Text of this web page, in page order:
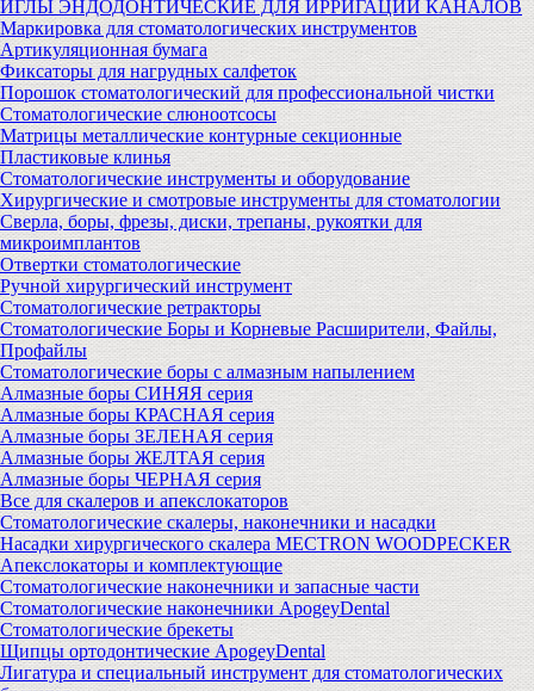
ИГЛЫ ЭНДОДОНТИЧЕСКИЕ ДЛЯ ИРРИГАЦИИ КАНАЛОВ
Маркировка для стоматологических инструментов
Артикуляционная бумага
Фиксаторы для нагрудных салфеток
Порошок стоматологический для профессиональной чистки
Стоматологические слюноотсосы
Матрицы металлические контурные секционные
Пластиковые клинья
Стоматологические инструменты и оборудование
Хирургические и смотровые инструменты для стоматологии
Сверла, боры, фрезы, диски, трепаны, рукоятки для
микроимплантов
Отвертки стоматологические
Ручной хирургический инструмент
Стоматологические ретракторы
Стоматологические Боры и Корневые Расширители, Файлы,
Профайлы
Стоматологические боры с алмазным напылением
Алмазные боры СИНЯЯ серия
Алмазные боры КРАСНАЯ серия
Алмазные боры ЗЕЛЕНАЯ серия
Алмазные боры ЖЕЛТАЯ серия
Алмазные боры ЧЕРНАЯ серия
Все для скалеров и апекслокаторов
Стоматологические скалеры, наконечники и насадки
Насадки хирургического скалера MECTRON WOODPECKER
Апекслокаторы и комплектующие
Стоматологические наконечники и запасные части
Стоматологические наконечники ApogeyDental
Стоматологические брекеты
Щипцы ортодонтические ApogeyDental
Лигатура и специальный инструмент для стоматологических